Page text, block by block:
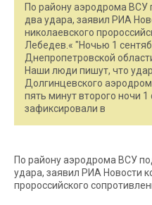
По району аэродрома
два удара, заявил РИА
николаевского
Лебедев.« "Ночью 1
Днепропетровской
Наши люди пишут, что
Долгинцевского
пять минут второго ночи
зафиксировали в
По району аэродрома ВСУ
удара, заявил РИА Новости
пророссийского